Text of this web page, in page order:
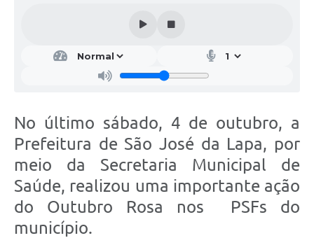
No último sábado, 4 de outubro, a
Prefeitura de São José da Lapa, por
meio da Secretaria Municipal de
Saúde, realizou uma importante ação
do Outubro Rosa nos PSFs do
município.